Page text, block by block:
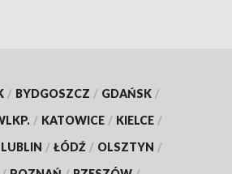
/ BYDGOSZCZ / GDAŃSK /
/ KATOWICE / KIELCE /
LUBLIN / ŁÓDŹ / OLSZTYN /